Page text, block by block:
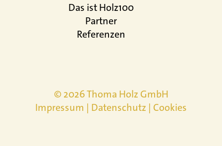
Das ist Holz100
Partner
Referenzen
© 2026 Thoma Holz GmbH
Impressum | Datenschutz | Cookies